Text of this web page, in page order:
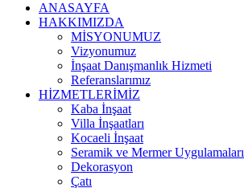
ANASAYFA
HAKKIMIZDA
MİSYONUMUZ
Vizyonumuz
İnşaat Danışmanlık Hizmeti
Referanslarımız
HİZMETLERİMİZ
Kaba İnşaat
Villa İnşaatları
Kocaeli İnşaat
Seramik ve Mermer Uygulamaları
Dekorasyon
Çatı